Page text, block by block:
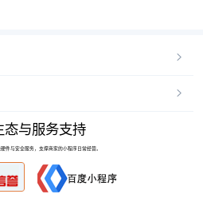
态与服务支持
件与安全服务，支撑商家的小程序日常经营。